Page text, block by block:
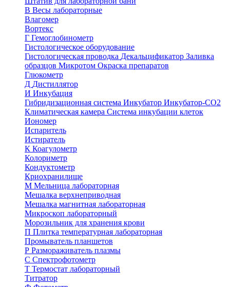
В Весы лабораторные
Влагомер
Вортекс
Г Гемоглобинометр
Гистологическое оборудование
Гистологическая проводка Декальцификатор Заливка
образцов Микротом Окраска препаратов
Глюкометр
Д Дистиллятор
И Инкубация
Гибридизационная система Инкубатор Инкубатор-СО2
Климатическая камера Система инкубации клеток
Иономер
Испаритель
Истиратель
К Коагулометр
Колориметр
Кондуктометр
Криохранилище
М Мельница лабораторная
Мешалка верхнеприводная
Мешалка магнитная лабораторная
Микроскоп лабораторный
Морозильник для хранения крови
П Плитка температурная лабораторная
Промыватель планшетов
Р Размораживатель плазмы
С Спектрофотометр
Т Термостат лабораторный
Титратор